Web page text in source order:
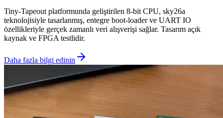
Tiny-Tapeout platformunda geliştirilen 8-bit CPU, sky26a
teknolojisiyle tasarlanmış, entegre boot-loader ve UART IO
özellikleriyle gerçek zamanlı veri alışverişi sağlar. Tasarım açık
kaynak ve FPGA testlidir.
Daha fazla bilgi edinin